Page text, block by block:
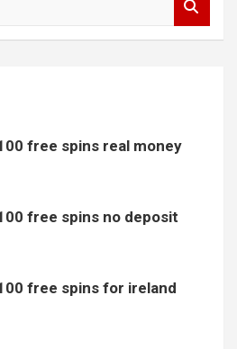
free spins real money
free spins no deposit
free spins for ireland